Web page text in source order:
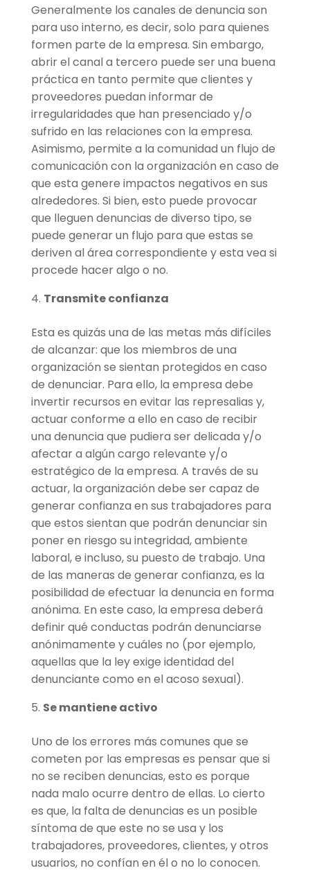
Generalmente los canales de denuncia son
para uso interno, es decir, solo para quienes
formen parte de la empresa. Sin embargo,
abrir el canal a tercero puede ser una buena
práctica en tanto permite que clientes y
proveedores puedan informar de
irregularidades que han presenciado y/o
sufrido en las relaciones con la empresa.
Asimismo, permite a la comunidad un flujo de
comunicación con la organización en caso de
que esta genere impactos negativos en sus
alrededores. Si bien, esto puede provocar
que lleguen denuncias de diverso tipo, se
puede generar un flujo para que estas se
deriven al área correspondiente y esta vea si
procede hacer algo o no.
Transmite confianza
Esta es quizás una de las metas más difíciles
de alcanzar: que los miembros de una
organización se sientan protegidos en caso
de denunciar. Para ello, la empresa debe
invertir recursos en evitar las represalias y,
actuar conforme a ello en caso de recibir
una denuncia que pudiera ser delicada y/o
afectar a algún cargo relevante y/o
estratégico de la empresa. A través de su
actuar, la organización debe ser capaz de
generar confianza en sus trabajadores para
que estos sientan que podrán denunciar sin
poner en riesgo su integridad, ambiente
laboral, e incluso, su puesto de trabajo. Una
de las maneras de generar confianza, es la
posibilidad de efectuar la denuncia en forma
anónima. En este caso, la empresa deberá
definir qué conductas podrán denunciarse
anónimamente y cuáles no (por ejemplo,
aquellas que la ley exige identidad del
denunciante como en el acoso sexual).
Se mantiene activo
Uno de los errores más comunes que se
cometen por las empresas es pensar que si
no se reciben denuncias, esto es porque
nada malo ocurre dentro de ellas. Lo cierto
es que, la falta de denuncias es un posible
síntoma de que este no se usa y los
trabajadores, proveedores, clientes, y otros
usuarios, no confían en él o no lo conocen.